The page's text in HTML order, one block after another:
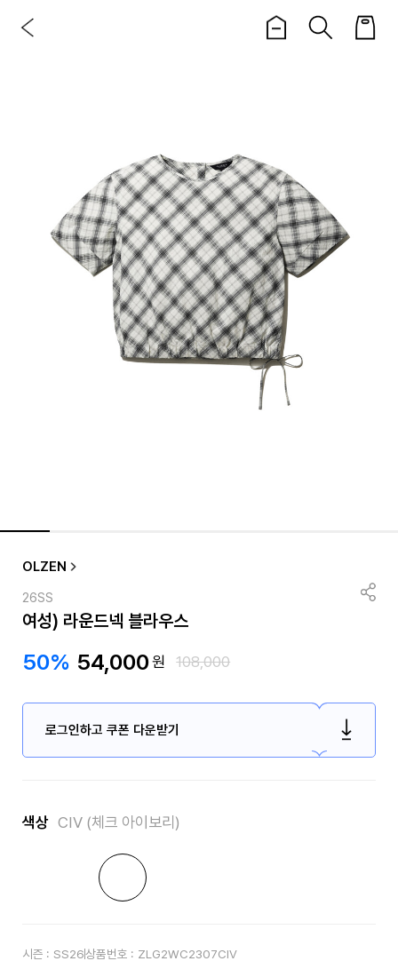
OLZEN
26SS
여성) 라운드넥 블라우스
50% 54,000원 108,000
로그인하고 쿠폰 다운받기
색상 CIV (체크 아이보리)
시즌 : SS26상품번호 : ZLG2WC2307CIV